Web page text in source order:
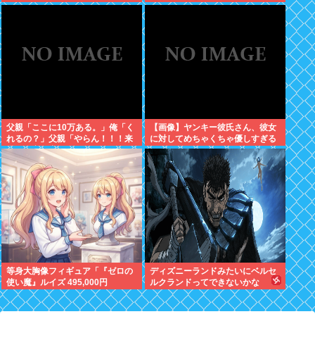
父親「ここに10万ある。」俺「く
れるの？」父親「やらん！！！来
週まで家を出ていってくれない
か」
【画像】ヤンキー彼氏さん、彼女
に対してめちゃくちゃ優しすぎる
✨✨
等身大胸像フィギュア「『ゼロの
使い魔』ルイズ 495,000円
ディズニーランドみたいにベルセ
ルクランドってできないかな